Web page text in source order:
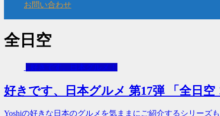
お問い合わせ
全日空
- 好きです、日本グルメ！
好きです、日本グルメ 第17弾 「全日空
Yoshiの好きな日本のグルメを気ままにご紹介するシリーズ